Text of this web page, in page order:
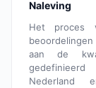
Naleving
Het proces
aan de
Nederland